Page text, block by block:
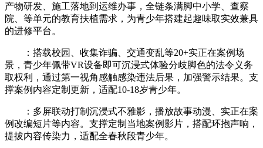
产物研发、施工落地到运维办事，全链条满脚中小学、查察
院、等单元的教育扶植需求，为青少年搭建起趣味取实效兼具
的进修平台。
：搭载校园、收集诈骗、交通变乱等20+实正在案例场
景，青少年佩带VR设备即可沉浸式体验分歧脚色的法令义务
取权利，通过第一视角感触感染违法后果，加强警示结果。支
撑案例内容定制更新，适配10-18岁青少年。
：多屏联动打制沉浸式不雅影，播放故事动漫、实正在案
例改编短片等内容。支撑定制当地案例影片，搭配环抱声响，
提拔内容传染力，适配全春秋段青少年。